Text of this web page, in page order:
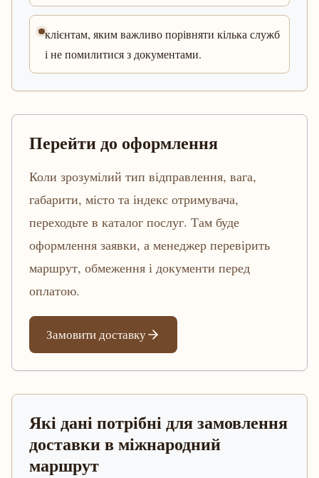
клієнтам, яким важливо порівняти кілька служб
і не помилитися з документами.
Перейти до оформлення
Коли зрозумілий тип відправлення, вага,
габарити, місто та індекс отримувача,
переходьте в каталог послуг. Там буде
оформлення заявки, а менеджер перевірить
маршрут, обмеження і документи перед
оплатою.
Замовити доставку
Які дані потрібні для замовлення
доставки в міжнародний
маршрут